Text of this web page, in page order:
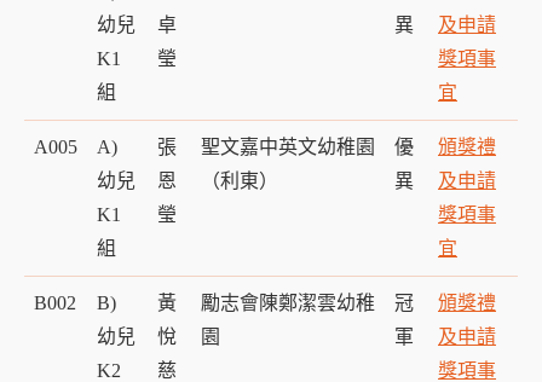
幼兒
K1
組
卓
瑩
異
及申請
獎項事
宜
A005
A)
幼兒
K1
組
張
恩
瑩
聖文嘉中英文幼稚園
（利東）
優
異
頒獎禮
及申請
獎項事
宜
B002
B)
幼兒
K2
黃
悅
慈
勵志會陳鄭潔雲幼稚
園
冠
軍
頒獎禮
及申請
獎項事